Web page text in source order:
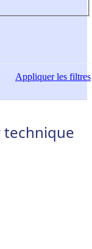
Appliquerles filtres